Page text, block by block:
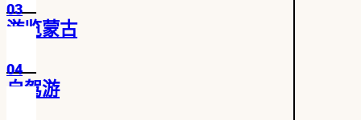
03
游览蒙古
04
自驾游